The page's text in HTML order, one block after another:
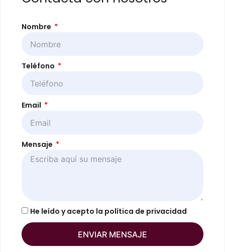
Nombre
Teléfono
Email
Mensaje
He leído y acepto la política de privacidad
ENVIAR MENSAJE